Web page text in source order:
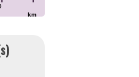
km